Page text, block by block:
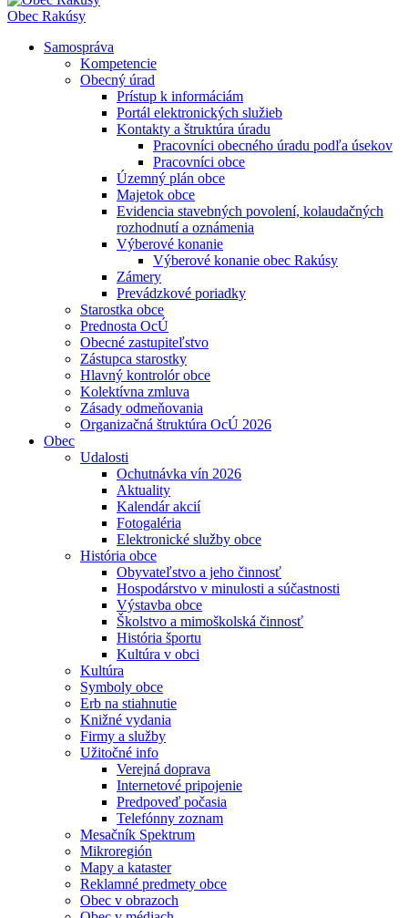
Obec Rakúsy
Samospráva
Kompetencie
Obecný úrad
Prístup k informáciám
Portál elektronických služieb
Kontakty a štruktúra úradu
Pracovníci obecného úradu podľa úsekov
Pracovníci obce
Územný plán obce
Majetok obce
Evidencia stavebných povolení, kolaudačných
rozhodnutí a oznámenia
Výberové konanie
Výberové konanie obec Rakúsy
Zámery
Prevádzkové poriadky
Starostka obce
Prednosta OcÚ
Obecné zastupiteľstvo
Zástupca starostky
Hlavný kontrolór obce
Kolektívna zmluva
Zásady odmeňovania
Organizačná štruktúra OcÚ 2026
Obec
Udalosti
Ochutnávka vín 2026
Aktuality
Kalendár akcií
Fotogaléria
Elektronické služby obce
História obce
Obyvateľstvo a jeho činnosť
Hospodárstvo v minulosti a súčastnosti
Výstavba obce
Školstvo a mimoškolská činnosť
História športu
Kultúra v obci
Kultúra
Symboly obce
Erb na stiahnutie
Knižné vydania
Firmy a služby
Užitočné info
Verejná doprava
Internetové pripojenie
Predpoveď počasia
Telefónny zoznam
Mesačník Spektrum
Mikroregión
Mapy a kataster
Reklamné predmety obce
Obec v obrazoch